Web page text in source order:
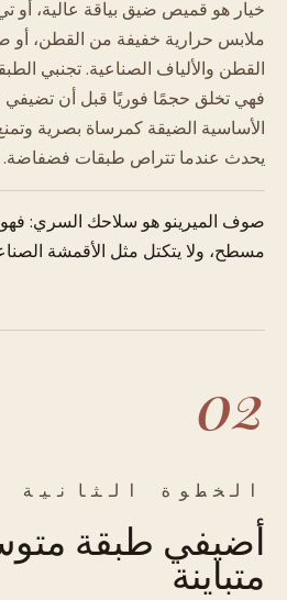
خيار هو قميص ضيق بياقة عالية، أو
ملابس حرارية خفيفة من القطن، أو
القطن والألياف الصناعية. تجنبي
فهي تخلق حجمًا فوريًا قبل أن تضيفي
الأساسية الضيقة كمرساة بصرية وتمنع
يحدث عندما تتراص طبقات فضفاضة.
صوف الميرينو هو سلاحك السري:
مسطح، ولا يتكتل مثل الأقمشة
02
الخطوة الثانية
أضيفي طبقة
متباينة